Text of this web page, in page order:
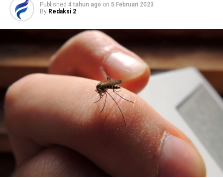
Published 4 tahun ago on 5 Februari 2023
By Redaksi 2